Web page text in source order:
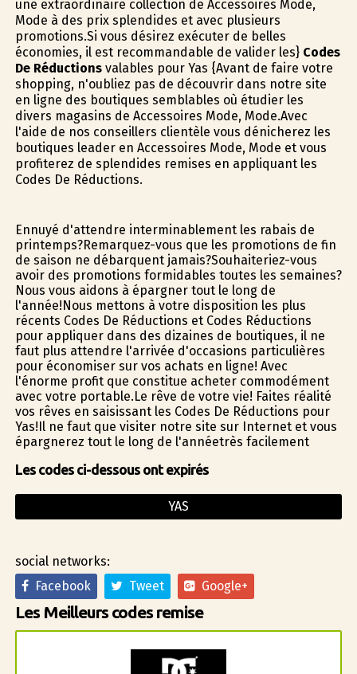
une extraordinaire collection de Accessoires Mode,
Mode à des prix splendides et avec plusieurs
promotions.Si vous désirez exécuter de belles
économies, il est recommandable de valider les} Codes
De Réductionsvalables pour Yas {Avant de faire votre
shopping, n'oubliez pas de découvrir dans notre site
en ligne des boutiques semblables où étudier les
divers magasins de Accessoires Mode, Mode.Avec
l'aide de nos conseillers clientèle vous dénicherez les
boutiques leader en Accessoires Mode, Mode et vous
profiterez de splendides remises en appliquant les
Codes De Réductions.
Ennuyé d'attendre interminablement les rabais de
printemps?Remarquez-vous que les promotions de fin
de saison ne débarquent jamais?Souhaiteriez-vous
avoir des promotions formidables toutes les semaines?
Nous vous aidons à épargner tout le long de
l'année!Nous mettons à votre disposition les plus
récents Codes De Réductions et Codes Réductions
pour appliquer dans des dizaines de boutiques, il ne
faut plus attendre l'arrivée d'occasions particulières
pour économiser sur vos achats en ligne! Avec
l'énorme profit que constitue acheter commodément
avec votre portable.Le rêve de votre vie! Faites réalité
vos rêves en saisissant les Codes De Réductions pour
Yas!Il ne faut que visiter notre site sur Internet et vous
épargnerez tout le long de l'annéetrès facilement
Les codes ci-dessous ont expirés
YAS
social networks:
Facebook
Tweet Google+
Les Meilleurs codes remise